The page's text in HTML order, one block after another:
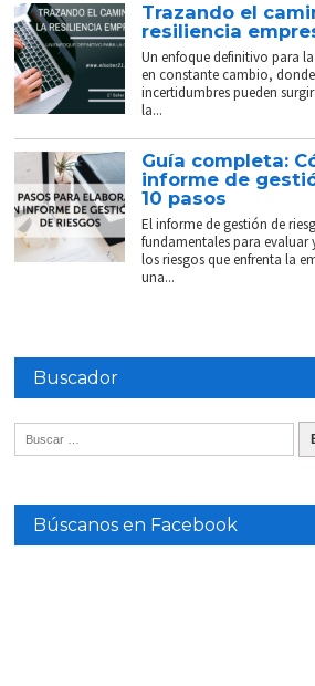
Trazando el
resiliencia
Un enfoque definitivo para
en constante cambio,
incertidumbres pueden
la...
Guía completa:
informe de
10 pasos
El informe de gestión de
fundamentales para
los riesgos que enfrenta la
una...
Buscador
Búscanos en Facebook